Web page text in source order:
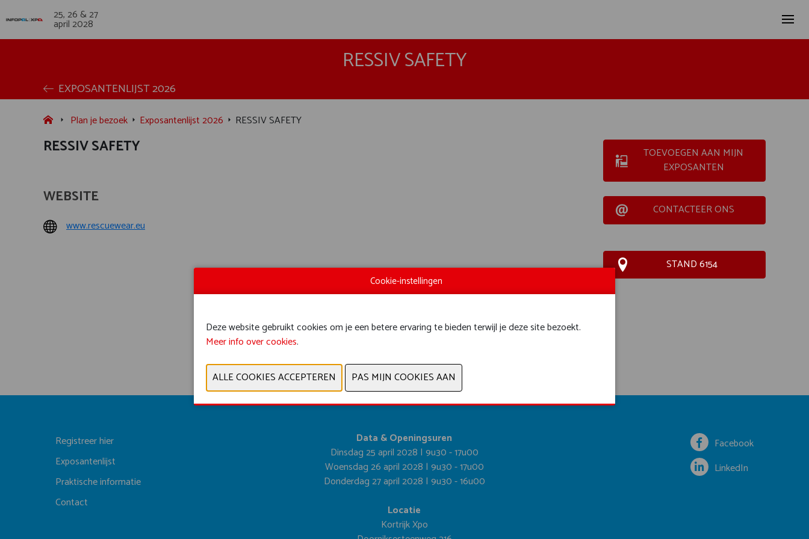
25, 26 & 27
april 2028
RESSIV SAFETY
EXPOSANTENLIJST 2026
Plan je bezoek Exposantenlijst 2026 RESSIV SAFETY
RESSIV SAFETY
TOEVOEGEN AAN MIJN
EXPOSANTEN
CONTACTEER ONS
STAND 6154
WEBSITE
www.rescuewear.eu
Registreer hier
Exposantenlijst
Praktische informatie
Contact
Data & Openingsuren
Dinsdag 25 april 2028 | 9u30 - 17u00
Woensdag 26 april 2028 | 9u30 - 17u00
Donderdag 27 april 2028 | 9u30 - 16u00
Locatie
Kortrijk Xpo
Facebook
LinkedIn
Cookie-instellingen
Deze website gebruikt cookies om je een betere ervaring te bieden terwijl je deze site bezoekt.
Meer info over cookies.